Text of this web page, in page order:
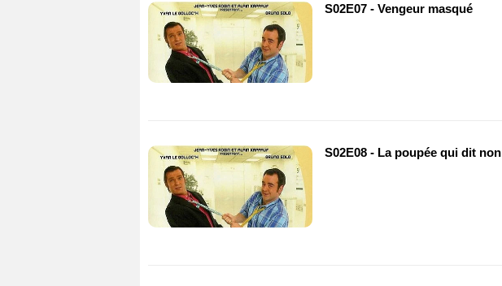
S02E07 - Vengeur masqué
S02E08 - La poupée qui dit non